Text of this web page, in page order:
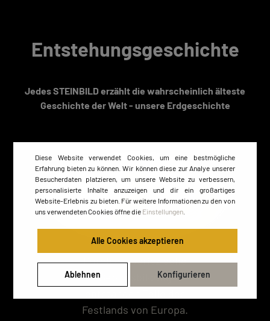
Entstehungsgeschichte
Jedes STEINBILD erzählt die wahrscheinlich älteste
Geschichte der Welt - unsere Erdgeschichte
Durch die variszische
Gebirgsbildung
Festlands von Europa.
Diese Website verwendet Cookies, um eine bestmögliche
Erfahrung bieten zu können. Wir können diese zur Analye unserer
Besucherdaten platzieren, um unsere Website zu verbessern,
personalisierte Inhalte anzuzeigen und dir ein großartiges
Website-Erlebnis zu bieten. Für weitere Informationen zu den von
uns verwendeten Cookies öffne die Einstellungen
Alle Cookies akzeptieren
Ablehnen Konfigurieren